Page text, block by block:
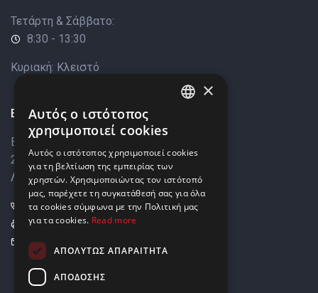
Τετάρτη & Σάββατο:
8:30 - 13:30
Κυριακή: Κλειστό
Επικοινωνία
Βάρκιζας 8,
2033 Στρόβολος,
Λευκωσία, Κύπρος
+357 22449999
+357 22449989
info@elnia.com
GREEK
×
Αυτός ο ιστότοπος
χρησιμοποιεί cookies
Αυτός ο ιστότοπος χρησιμοποιεί cookies
για τη βελτίωση της εμπειρίας των
χρηστών. Χρησιμοποιώντας τον ιστότοπό
μας, παρέχετε τη συγκατάθεσή σας για όλα
τα cookies σύμφωνα με την Πολιτική μας
για τα cookies. Read more
ΑΠΟΛΎΤΩΣ ΑΠΑΡΑΊΤΗΤΑ
ΑΠΌΔΟΣΗΣ